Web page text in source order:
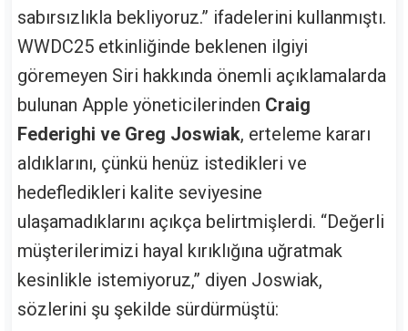
sabırsızlıkla bekliyoruz.” ifadelerini kullanmıştı.
WWDC25 etkinliğinde beklenen ilgiyi
göremeyen Siri hakkında önemli açıklamalarda
bulunan Apple yöneticilerinden Craig
Federighi ve Greg Joswiak, erteleme kararı
aldıklarını, çünkü henüz istedikleri ve
hedefledikleri kalite seviyesine
ulaşamadıklarını açıkça belirtmişlerdi. “Değerli
müşterilerimizi hayal kırıklığına uğratmak
kesinlikle istemiyoruz,” diyen Joswiak,
sözlerini şu şekilde sürdürmüştü: